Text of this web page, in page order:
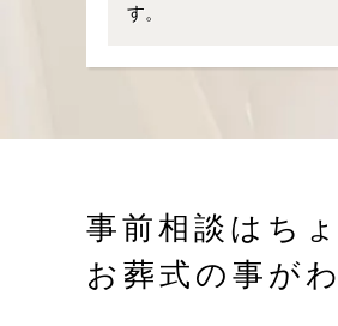
す。
事前相談はち
お葬式の事が